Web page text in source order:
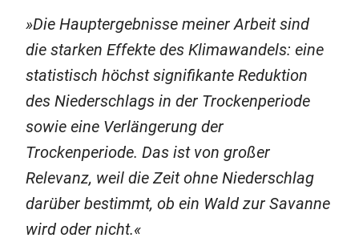
Die Hauptergebnisse meiner Arbeit sind
die starken Effekte des Klimawandels: eine
statistisch höchst signifikante Reduktion
des Niederschlags in der Trockenperiode
sowie eine Verlängerung der
Trockenperiode. Das ist von großer
Relevanz, weil die Zeit ohne Niederschlag
darüber bestimmt, ob ein Wald zur Savanne
wird oder nicht.